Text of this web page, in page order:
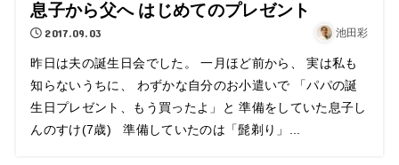
息子から父へ はじめてのプレゼント
2017.09.03 池田彩
昨日は夫の誕生日会でした。 一月ほど前から、 実は私も
知らないうちに、 わずかな自分のお小遣いで 「パパの誕
生日プレゼント、もう買ったよ」と 準備をしていた息子し
んのすけ(7歳) 準備していたのは「髭剃り」...